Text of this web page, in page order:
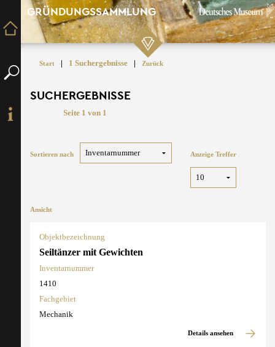
GRÜNDUNGSSAMMLUNG
Start | 1 Suchergebnisse | Zurück
SUCHERGEBNISSE
Seite 1 von 1
Sortieren nach Anzeige Treffer
Ansicht
Objektbezeichnung
Seiltänzer mit Gewichten
Inventarnummer
1410
Fachgebiet
Mechanik
Details ansehen